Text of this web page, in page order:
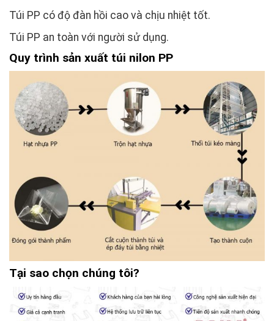
Túi PP có độ đàn hồi cao và chịu nhiệt tốt.
Túi PP an toàn với người sử dụng.
Quy trình sản xuất túi nilon PP
Tại sao chọn chúng tôi?